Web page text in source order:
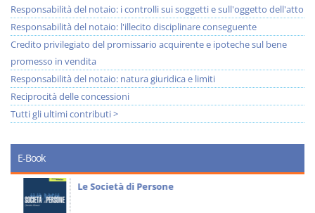
Responsabilità del notaio: i controlli sui soggetti e sull'oggetto dell'atto
Responsabilità del notaio: l'illecito disciplinare conseguente
Credito privilegiato del promissario acquirente e ipoteche sul bene
promesso in vendita
Responsabilità del notaio: natura giuridica e limiti
Reciprocità delle concessioni
Tutti gli ultimi contributi >
E-Book
Le Società di Persone